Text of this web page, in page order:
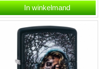
benzine aansteker
aan de voorzijde
een 3d...
In winkelmand